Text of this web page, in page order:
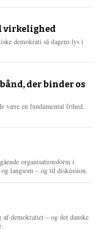
e
e
virkelighed
demokrati så dagens lys i
der binder os
være en fundamental frihed.
organisationsform i
langsom – og til diskussion.
demokratiet – og det danske